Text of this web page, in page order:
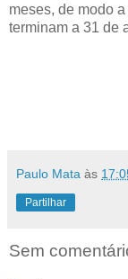
meses, de modo
terminam a 31 de
Paulo Mata às
Partilhar
Sem